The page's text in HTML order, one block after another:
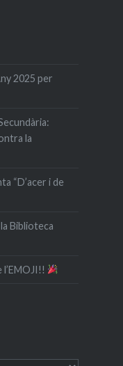
2025 per
la
“D’acer i de
Biblioteca
l’EMOJI!!